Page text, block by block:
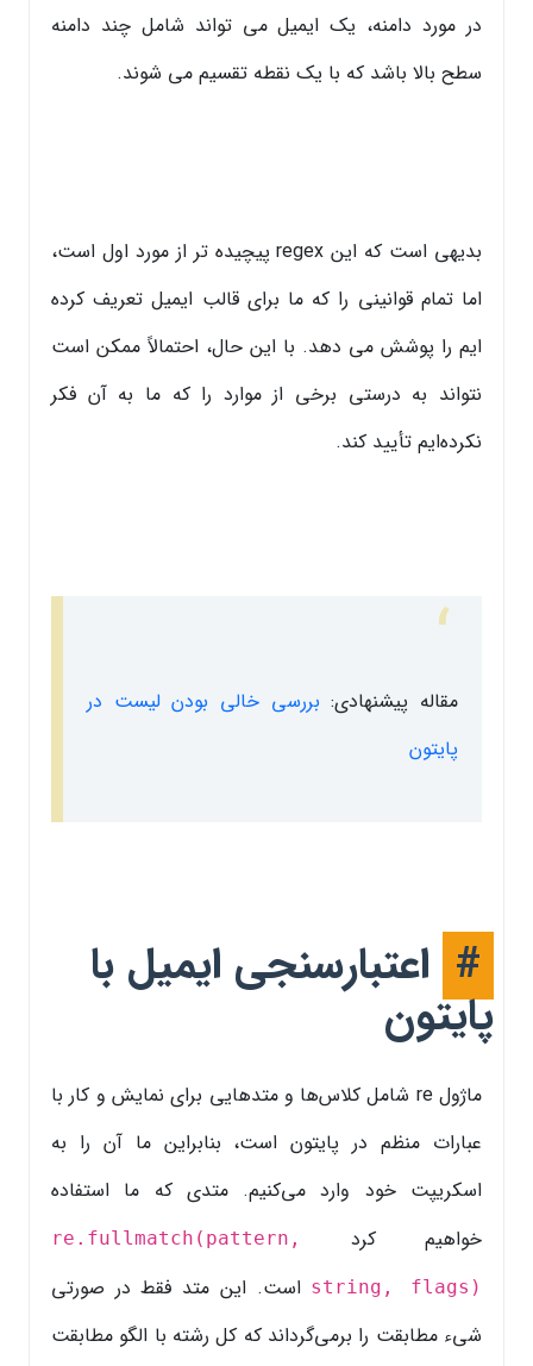
در مورد دامنه، یک ایمیل می تواند شامل چند دامنه
سطح بالا باشد که با یک نقطه تقسیم می شوند.
بدیهی است که این regex پیچیده تر از مورد اول است،
اما تمام قوانینی را که ما برای قالب ایمیل تعریف کرده
ایم را پوشش می دهد. با این حال، احتمالاً ممکن است
نتواند به درستی برخی از موارد را که ما به آن فکر
نکرده‌ایم تأیید کند.
مقاله پیشنهادی: بررسی خالی بودن لیست در
پایتون
# اعتبارسنجی ایمیل با
پایتون
ماژول re شامل کلاس‌ها و متدهایی برای نمایش و کار با
عبارات منظم در پایتون است، بنابراین ما آن را به
اسکریپت خود وارد می‌کنیم. متدی که ما استفاده
خواهیم کرد
re.fullmatch(pattern,
string, flags) است. این متد فقط در صورتی
شیء مطابقت را برمی‌گرداند که کل رشته با الگو مطابقت